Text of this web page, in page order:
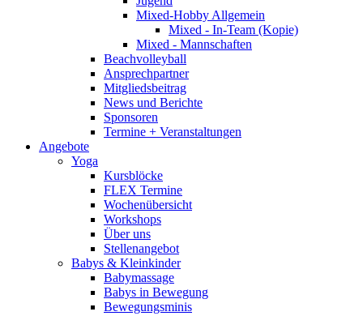
Mixed-Hobby Allgemein
Mixed - In-Team (Kopie)
Mixed - Mannschaften
Beachvolleyball
Ansprechpartner
Mitgliedsbeitrag
News und Berichte
Sponsoren
Termine + Veranstaltungen
Angebote
Yoga
Kursblöcke
FLEX Termine
Wochenübersicht
Workshops
Über uns
Stellenangebot
Babys & Kleinkinder
Babymassage
Babys in Bewegung
Bewegungsminis